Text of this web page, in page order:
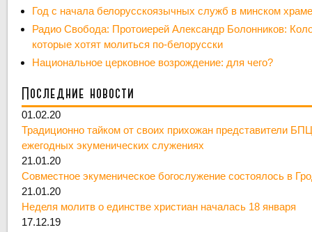
Год с начала белорусскоязычных служб в минском
Радио Свобода: Протоиерей Александр Болонников:
которые хотят молиться по-белорусски
Национальное церковное возрождение: для чего?
Последние новости
01.02.20
Традиционно тайком от своих прихожан представители
ежегодных экуменических служениях
21.01.20
Совместное экуменическое богослужение состоялось в
21.01.20
Неделя молитв о единстве христиан началась 18 января
17.12.19